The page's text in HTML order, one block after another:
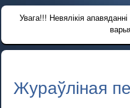
Увага!!! Невялікія
Жураўліная